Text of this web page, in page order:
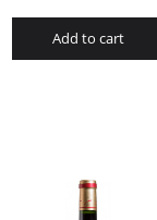
Add to cart